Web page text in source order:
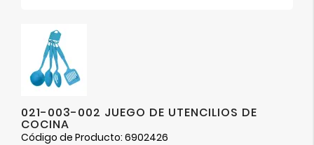
021-003-002 JUEGO DE UTENCILIOS DE
COCINA
Código de Producto: 6902426